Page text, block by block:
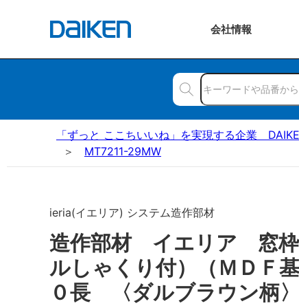
会社情報
「ずっと ここちいいね」を実現する企業
MT7211-29MW
ieria(イエリア) システム造作部材
造作部材 イエリア 窓枠
ルしゃくり付）（ＭＤ
０長 〈ダルブラウン柄〉